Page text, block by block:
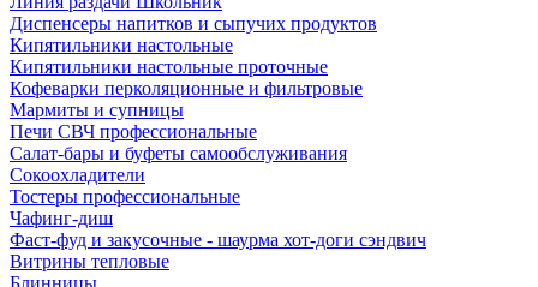
Диспенсеры напитков и сыпучих продуктов
Кипятильники настольные
Кипятильники настольные проточные
Кофеварки перколяционные и фильтровые
Мармиты и супницы
Печи СВЧ профессиональные
Салат-бары и буфеты самообслуживания
Сокоохладители
Тостеры профессиональные
Чафинг-диш
Фаст-фуд и закусочные - шаурма хот-доги сэндвич
Витрины тепловые
Блинницы